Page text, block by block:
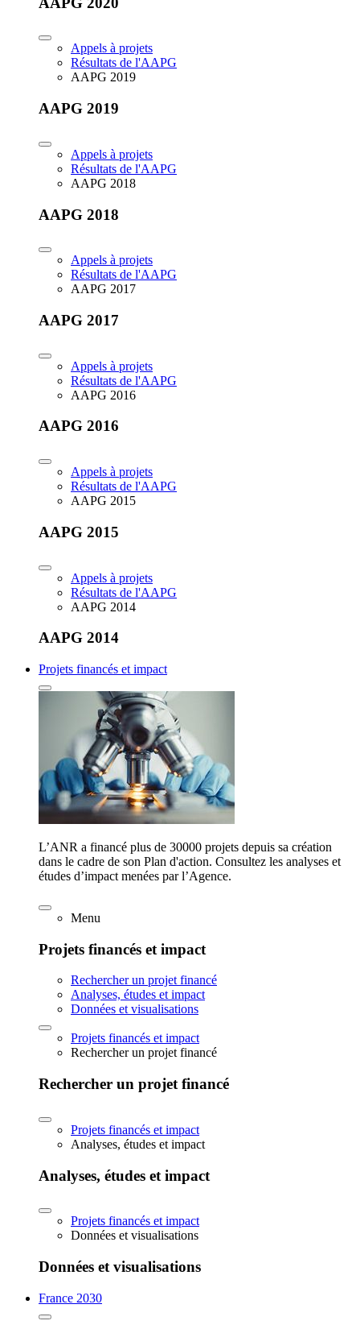
Appels à projets
Résultats de l'AAPG
AAPG 2019
AAPG 2019
Appels à projets
Résultats de l'AAPG
AAPG 2018
AAPG 2018
Appels à projets
Résultats de l'AAPG
AAPG 2017
AAPG 2017
Appels à projets
Résultats de l'AAPG
AAPG 2016
AAPG 2016
Appels à projets
Résultats de l'AAPG
AAPG 2015
AAPG 2015
Appels à projets
Résultats de l'AAPG
AAPG 2014
AAPG 2014
Projets financés et impact
L’ANR a financé plus de 30000 projets depuis sa création
dans le cadre de son Plan d'action. Consultez les analyses et
études d’impact menées par l’Agence.
Menu
Projets financés et impact
Rechercher un projet financé
Analyses, études et impact
Données et visualisations
Projets financés et impact
Rechercher un projet financé
Rechercher un projet financé
Projets financés et impact
Analyses, études et impact
Analyses, études et impact
Projets financés et impact
Données et visualisations
Données et visualisations
France 2030